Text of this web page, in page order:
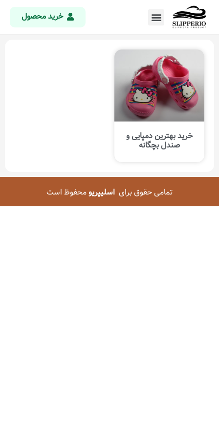
خرید محصول
خرید بهترین دمپایی و
صندل بچگانه
تمامی حقوق برایاسلیپریومحفوظ است